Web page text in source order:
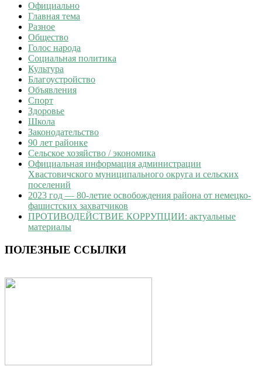
Официально
Главная тема
Разное
Общество
Голос народа
Социальная политика
Культура
Благоустройство
Объявления
Спорт
Здоровье
Школа
Законодательство
90 лет районке
Сельское хозяйство / экономика
Официальная информация администрации
Хвастовичского муниципального округа и сельских
поселений
2023 год — 80-летие освобождения района от немецко-
фашистских захватчиков
ПРОТИВОДЕЙСТВИЕ КОРРУПЦИИ: актуальные
материалы
ПОЛЕЗНЫЕ ССЫЛКИ